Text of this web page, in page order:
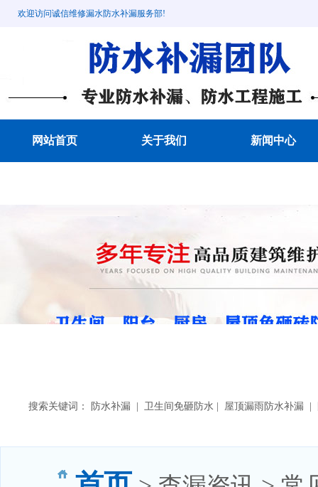
欢迎访问诚信维修漏水防水补漏服务部!
网站首页 关于我们 新闻中心
搜索关键词： 防水补漏 | 卫生间免砸防水 | 屋顶漏雨防水补漏